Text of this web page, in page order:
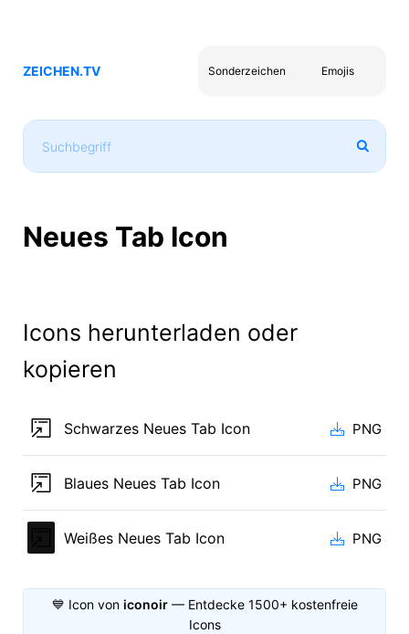
ZEICHEN.TV Sonderzeichen Emojis
Neues Tab Icon
Icons herunterladen oder
kopieren
Schwarzes Neues Tab Icon PNG
Blaues Neues Tab Icon PNG
Weißes Neues Tab Icon PNG
💙 Icon von iconoir— Entdecke 1500+ kostenfreie
Icons